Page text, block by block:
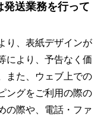
発送業務を行って
り、表紙デザインが
により、予告なく価
また、ウェブ上での
ングをご利用の際の
の際や、電話・ファ